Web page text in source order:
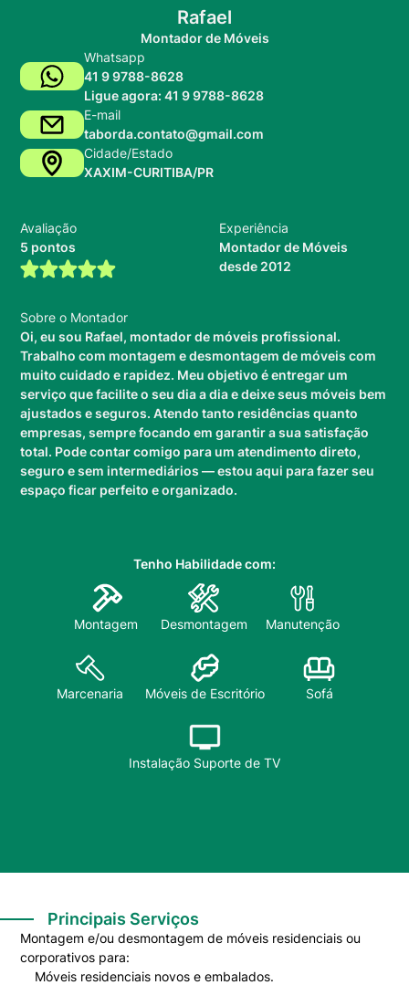
Rafael
Montador de Móveis
Whatsapp
41 9 9788-8628
Ligue agora: 41 9 9788-8628
E-mail
taborda.contato@gmail.com
Cidade/Estado
XAXIM-CURITIBA/PR
Avaliação
5 pontos
Experiência
Montador de Móveis
desde 2012
Sobre o Montador
Oi, eu sou Rafael, montador de móveis profissional.
Trabalho com montagem e desmontagem de móveis com
muito cuidado e rapidez. Meu objetivo é entregar um
serviço que facilite o seu dia a dia e deixe seus móveis bem
ajustados e seguros. Atendo tanto residências quanto
empresas, sempre focando em garantir a sua satisfação
total. Pode contar comigo para um atendimento direto,
seguro e sem intermediários — estou aqui para fazer seu
espaço ficar perfeito e organizado.
Tenho Habilidade com:
Montagem Desmontagem Manutenção
Marcenaria Móveis de Escritório Sofá
Instalação Suporte de TV
Principais Serviços
Montagem e/ou desmontagem de móveis residenciais ou
corporativos para:
Móveis residenciais novos e embalados.